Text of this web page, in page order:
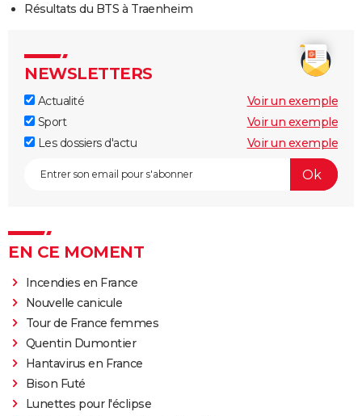
Résultats du BTS à Traenheim
NEWSLETTERS
Actualité
Voir un exemple
Sport
Voir un exemple
Les dossiers d'actu
Voir un exemple
EN CE MOMENT
Incendies en France
Nouvelle canicule
Tour de France femmes
Quentin Dumontier
Hantavirus en France
Bison Futé
Lunettes pour l'éclipse